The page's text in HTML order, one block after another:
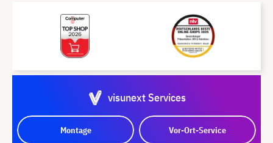
visunext Services
Montage Vor-Ort-Service